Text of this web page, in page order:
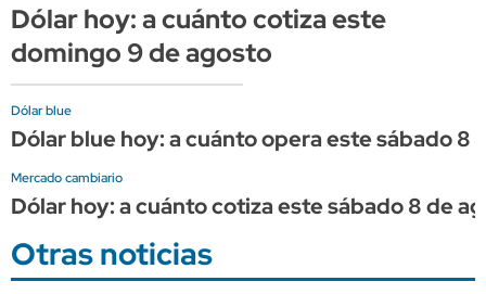
Dólar hoy: a cuánto cotiza este
domingo 9 de agosto
Dólar blue
Dólar blue hoy: a cuánto opera este sábado 8
Mercado cambiario
Dólar hoy: a cuánto cotiza este sábado 8 de
Otras noticias